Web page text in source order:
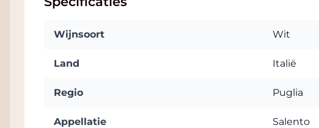
In het glas is deze top witte wijn van Cignomoro
aanhoudende fruit
's van gouden appel met
afdronk. Heerlijk bij geitenkaas en gevogelte.
Wijnsoort Wit
Land Italië
Regio Puglia
Appellatie Salento